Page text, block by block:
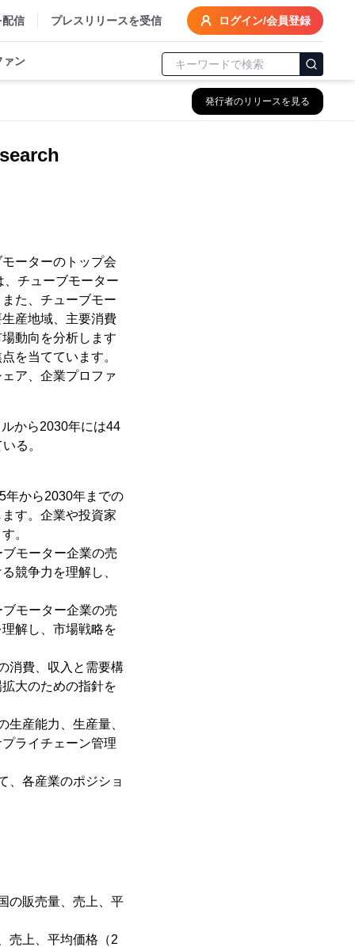
配信 プレスリリースを受信 ログイン/会員登録
ァン
発行者のリリースを見る
ーターのトップ会
チューブモーター
た、チューブモー
産地域、主要消費
動向を分析します
を当てています。
ア、企業プロファ
から2030年には44
る。
年から2030年までの
す。企業や投資家
。
モーター企業の売
競争力を理解し、
モーター企業の売
解し、市場戦略を
消費、収入と需要構
大のための指針を
生産能力、生産量、
ライチェーン管理
、各産業のポジショ
の販売量、売上、平
売上、平均価格（2